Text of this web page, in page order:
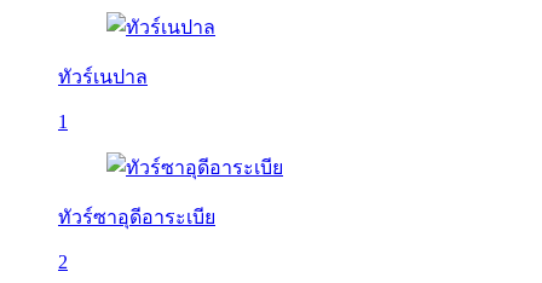
ทัวร์เนปาล
1
ทัวร์ซาอุดีอาระเบีย
2